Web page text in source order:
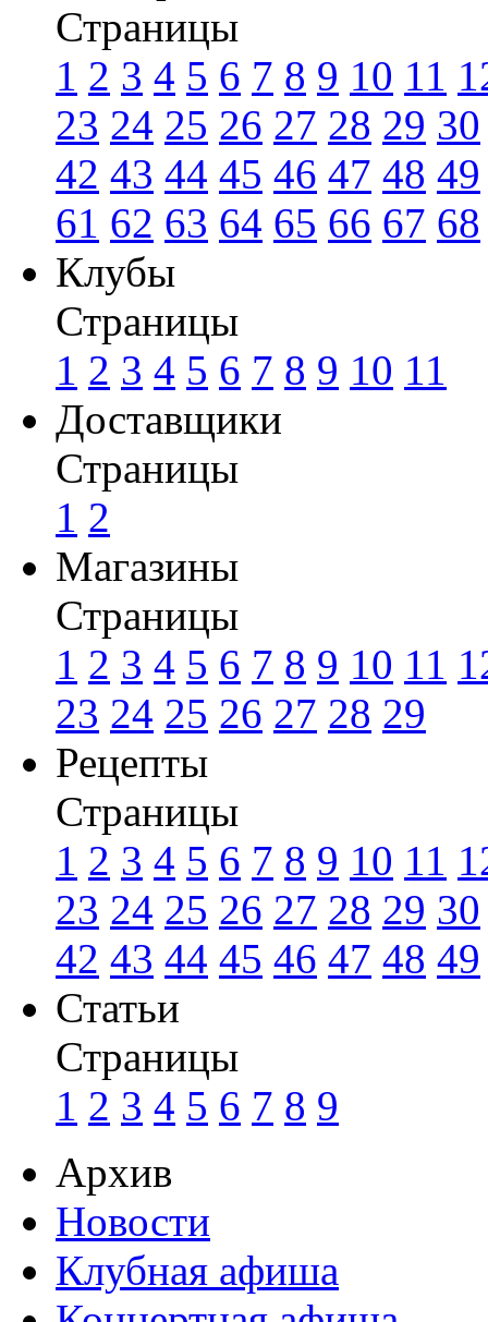
Страницы
1 2 3 4 5 6 7 8 9 10 11
23 24 25 26 27 28 29 30
42 43 44 45 46 47 48 49
61 62 63 64 65 66 67 68
Клубы
Страницы
1 2 3 4 5 6 7 8 9 10 11
Доставщики
Страницы
1 2
Магазины
Страницы
1 2 3 4 5 6 7 8 9 10 11
23 24 25 26 27 28 29
Рецепты
Страницы
1 2 3 4 5 6 7 8 9 10 11
23 24 25 26 27 28 29 30
42 43 44 45 46 47 48 49
Статьи
Страницы
1 2 3 4 5 6 7 8 9
Архив
Новости
Клубная афиша